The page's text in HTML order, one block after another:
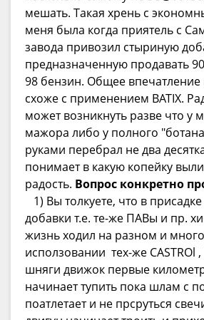
мешать. Такая хрень с
меня была когда приятель с
завода привозил стыриную
предназначенную продавать
98 бензин. Общее впечатление
схоже с применением BATIX.
может возникнуть разве что у
мажора либо у полного
руками перебрал не два
понимает в какую копейку
радость. Вопрос конкретно
1) Вы толкуете, что в
добавки т.е. те-же ПАВы и пр.
жизнь ходил на разном и
исползовании тех-же CASTROl
шняги движок первые
начинает тупить пока шлам с
поатлетает и не прсруться